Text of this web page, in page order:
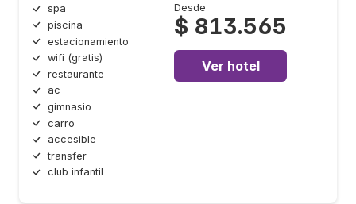
spa
piscina
estacionamiento
wifi (gratis)
restaurante
ac
gimnasio
carro
accesible
transfer
club infantil
Desde
$ 813.565
Ver hotel